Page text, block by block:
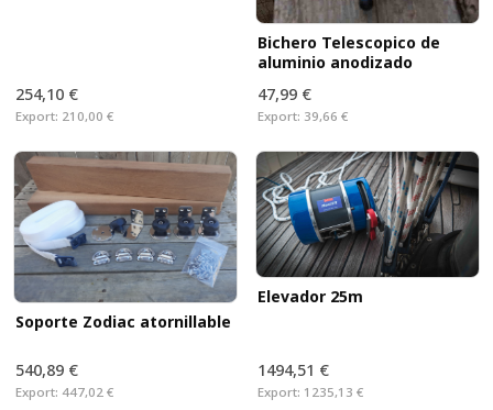
254,10 €
Export: 210,00 €
Bichero Telescopico de
aluminio anodizado
47,99 €
Export: 39,66 €
Soporte Zodiac atornillable
540,89 €
Export: 447,02 €
Elevador 25m
1494,51 €
Export: 1235,13 €